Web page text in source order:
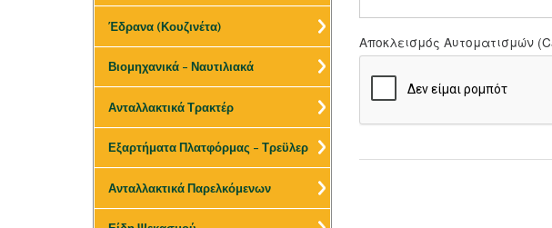
Αποκλεισμός Αυτοματισμών
Έδρανα (Κουζινέτα)
Βιομηχανικά – Ναυτιλιακά
Ανταλλακτικά Τρακτέρ
Εξαρτήματα Πλατφόρμας – Τρεϋλερ
Ανταλλακτικά Παρελκόμενων